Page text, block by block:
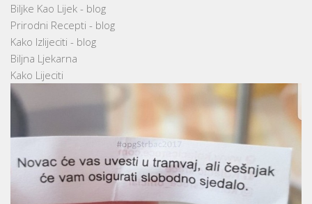
Biljke Kao Lijek - blog
Prirodni Recepti - blog
Kako Izlijeciti - blog
Biljna Ljekarna
Kako Lijeciti